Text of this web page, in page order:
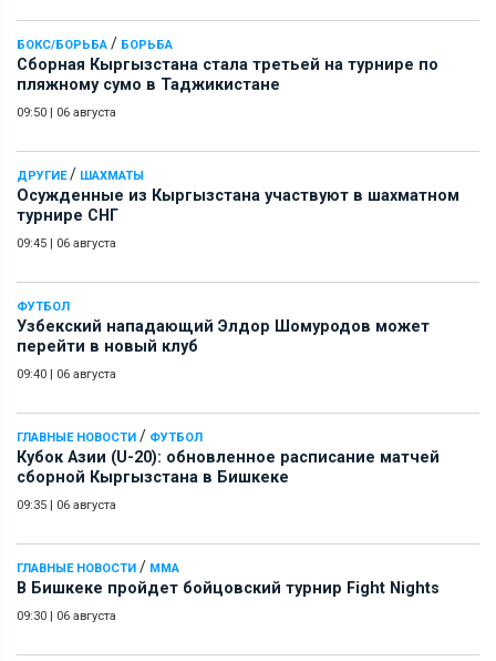
БОКС/БОРЬБА / БОРЬБА
Сборная Кыргызстана стала третьей на турнире по
пляжному сумо в Таджикистане
09:50 | 06 августа
ДРУГИЕ/ ШАХМАТЫ
Осужденные из Кыргызстана участвуют в шахматном
турнире СНГ
09:45 | 06 августа
ФУТБОЛ
Узбекский нападающий Элдор Шомуродов может
перейти в новый клуб
09:40 | 06 августа
ГЛАВНЫЕ НОВОСТИ / ФУТБОЛ
Кубок Азии (U-20): обновленное расписание матчей
сборной Кыргызстана в Бишкеке
09:35 | 06 августа
ГЛАВНЫЕ НОВОСТИ / ММА
В Бишкеке пройдет бойцовский турнир Fight Nights
09:30 | 06 августа